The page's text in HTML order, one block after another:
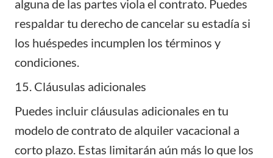
alguna de las partes viola el contrato. Puedes
respaldar tu derecho de cancelar su estadía si
los huéspedes incumplen los términos y
condiciones.
15. Cláusulas adicionales
Puedes incluir cláusulas adicionales en tu
modelo de contrato de alquiler vacacional a
corto plazo. Estas limitarán aún más lo que los